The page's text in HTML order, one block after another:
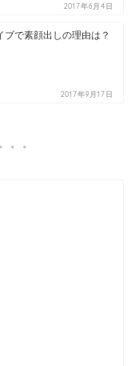
2017年6月4日
で素顔出しの理由は？
2017年9月17日